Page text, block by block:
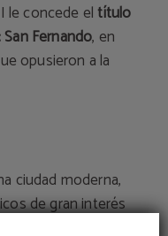
le concede eltítulo
Fernando, en
opusieron a la
ciudad moderna,
de gran interés